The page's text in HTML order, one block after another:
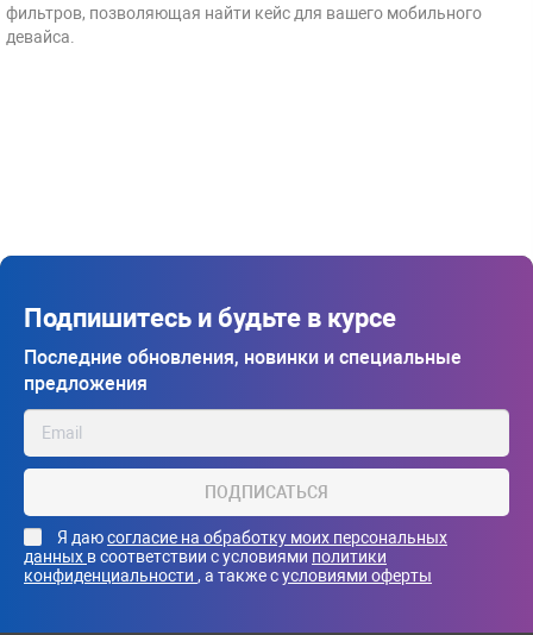
фильтров, позволяющая найти кейс для вашего мобильного
девайса.
Подпишитесь и будьте в курсе
Последние обновления, новинки и специальные
предложения
ПОДПИСАТЬСЯ
Я даюсогласие на обработку моих персональных
данных в соответствии с условиями политики
конфиденциальности , а также сусловиями оферты